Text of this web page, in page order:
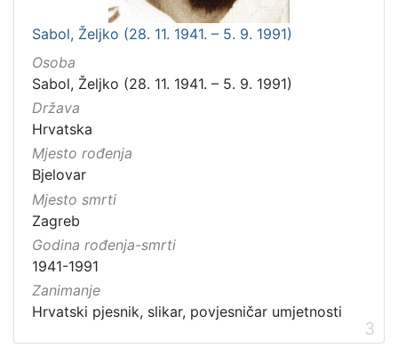
Sabol, Željko (28. 11. 1941. – 5. 9. 1991)
Osoba
Sabol, Željko (28. 11. 1941. – 5. 9. 1991)
Država
Hrvatska
Mjesto rođenja
Bjelovar
Mjesto smrti
Zagreb
Godina rođenja-smrti
1941-1991
Zanimanje
Hrvatski pjesnik, slikar, povjesničar umjetnosti
3